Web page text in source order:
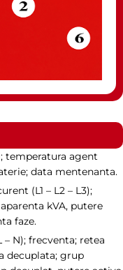
temperatura agent
data mentenanta.
(L1 – L2 – L3);
kVA, putere
faze.
– N); frecventa; retea
decuplata; grup